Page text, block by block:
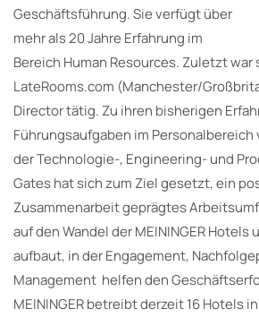
Geschäftsführung. Sie verfügt über
mehr als 20 Jahre Erfahrung im
Bereich Human Resources. Zuletzt war
LateRooms.com (Manchester/
Director tätig. Zu ihren bisherigen
Führungsaufgaben im
der Technologie-, Engineering- und
Gates hat sich zum Ziel gesetzt, ein
Zusammenarbeit geprägtes
auf den Wandel der MEININGER Hotels
aufbaut, in der Engagement,
Management helfen den
MEININGER betreibt derzeit 16 Hotels